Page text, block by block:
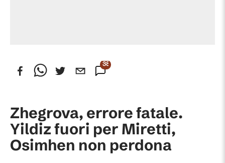
380
Zhegrova, errore fatale.
Yildiz fuori per Miretti,
Osimhen non perdona